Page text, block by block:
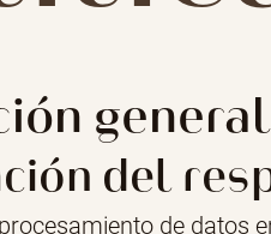
del
de datos